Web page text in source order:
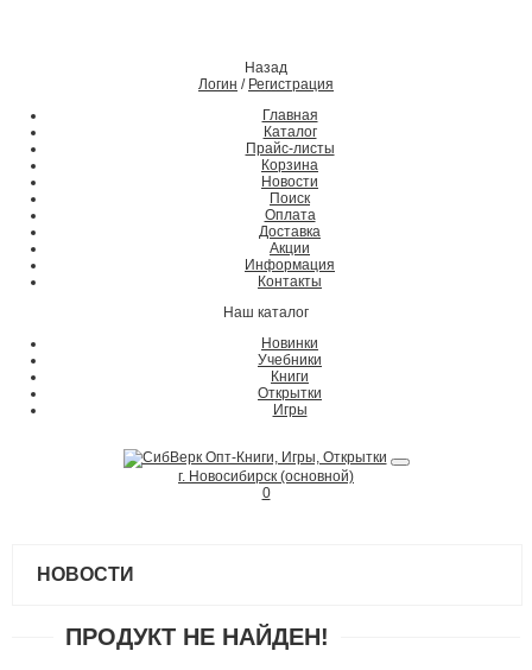
Назад
Логин / Регистрация
Главная
Каталог
Прайс-листы
Корзина
Новости
Поиск
Оплата
Доставка
Акции
Информация
Контакты
Наш каталог
Новинки
Учебники
Книги
Открытки
Игры
г. Новосибирск (основной)
0
НОВОСТИ
ПРОДУКТ НЕ НАЙДЕН!